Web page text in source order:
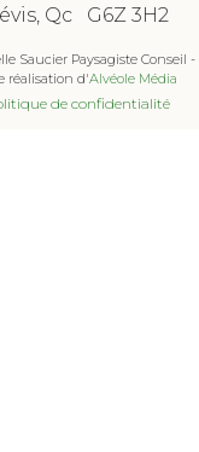
Qc G6Z 3H2
Saucier Paysagiste Conseil -
réalisation d'Alvéole Média
de confidentialité